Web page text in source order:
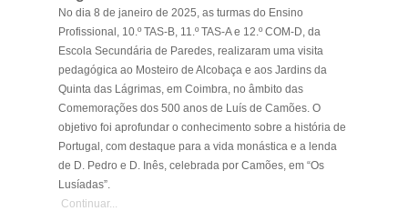
No dia 8 de janeiro de 2025, as turmas do Ensino
Profissional, 10.º TAS-B, 11.º TAS-A e 12.º COM-D, da
Escola Secundária de Paredes, realizaram uma visita
pedagógica ao Mosteiro de Alcobaça e aos Jardins da
Quinta das Lágrimas, em Coimbra, no âmbito das
Comemorações dos 500 anos de Luís de Camões. O
objetivo foi aprofundar o conhecimento sobre a história de
Portugal, com destaque para a vida monástica e a lenda
de D. Pedro e D. Inês, celebrada por Camões, em “Os
Lusíadas”.
Continuar...